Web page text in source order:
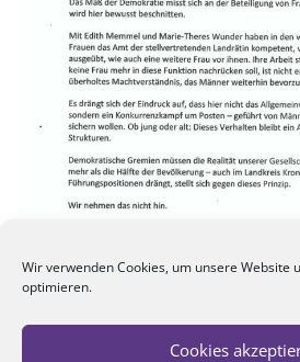
Wir verwenden Cookies, um unsere Website
optimieren.
Cookies